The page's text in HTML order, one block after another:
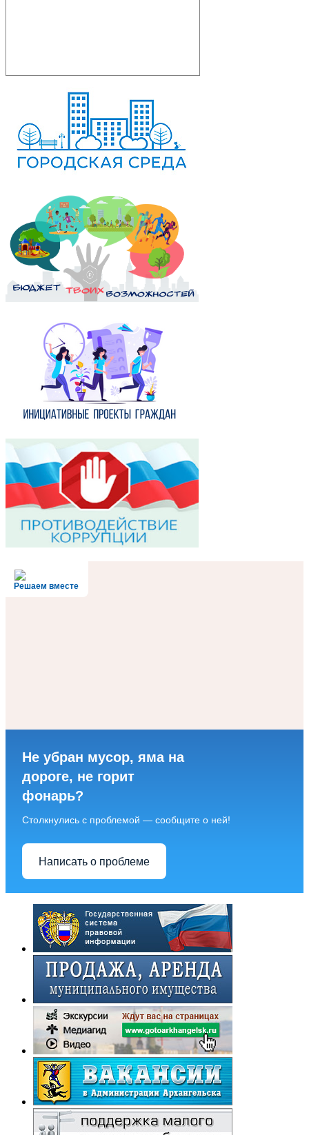
Решаем вместе
Не убран мусор, яма на
дороге, не горит
фонарь?
Столкнулись с проблемой — сообщите о ней!
Написать о проблеме